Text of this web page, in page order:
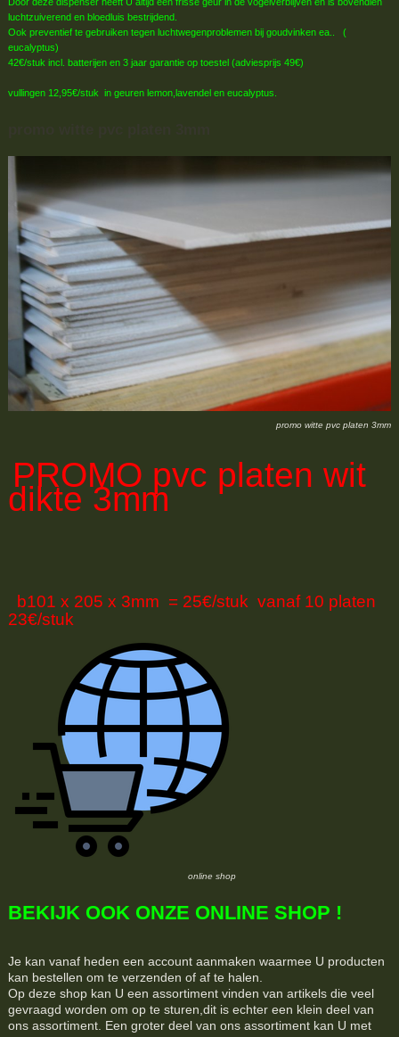
luchtzuiverend en bloedluis bestrijdend.
Ook preventief te gebruiken tegen luchtwegenproblemen bij goudvinken ea.. (
eucalyptus)
42€/stuk incl. batterijen en 3 jaar garantie op toestel (adviesprijs 49€)
vullingen 12,95€/stuk in geuren lemon,lavendel en eucalyptus.
promo witte pvc platen 3mm
PROMO pvc platen wit
dikte 3mm
b101 x 205 x 3mm = 25€/stuk vanaf 10 platen
23€/stuk
online shop
BEKIJK OOK ONZE ONLINE SHOP !
Je kan vanaf heden een account aanmaken waarmee U producten
kan bestellen om te verzenden of af te halen.
Op deze shop kan U een assortiment vinden van artikels die veel
gevraagd worden om op te sturen,dit is echter een klein deel van
ons assortiment. Een groter deel van ons assortiment kan U met